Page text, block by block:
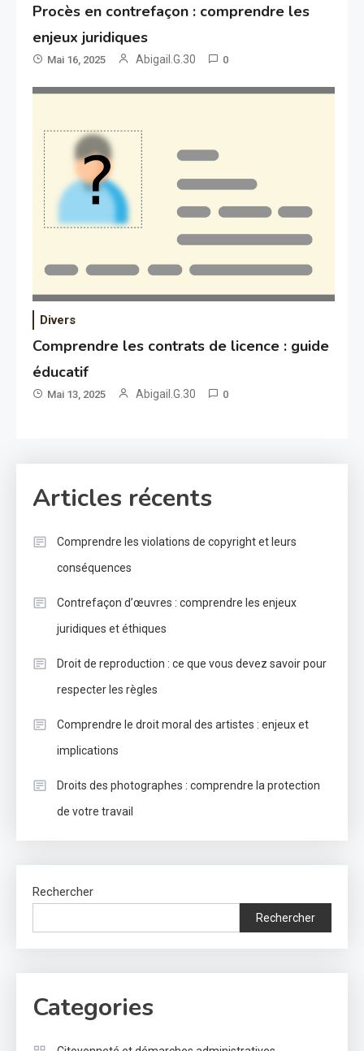
Procès en contrefaçon : comprendre les
enjeux juridiques
Mai 16, 2025 Abigail.G.30 0
Divers
Comprendre les contrats de licence : guide
éducatif
Mai 13, 2025 Abigail.G.30 0
Articles récents
Comprendre les violations de copyright et leurs
conséquences
Contrefaçon d’œuvres : comprendre les enjeux
juridiques et éthiques
Droit de reproduction : ce que vous devez savoir pour
respecter les règles
Comprendre le droit moral des artistes : enjeux et
implications
Droits des photographes : comprendre la protection
de votre travail
Rechercher
Rechercher
Categories